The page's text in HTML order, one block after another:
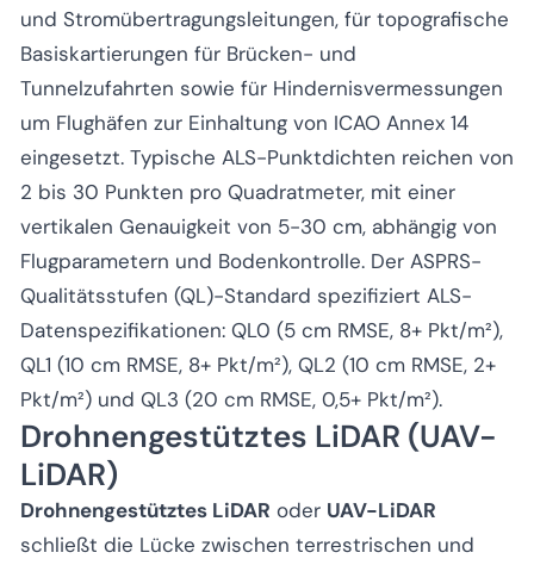
und Stromübertragungsleitungen, für topografische
Basiskartierungen für Brücken- und
Tunnelzufahrten sowie für Hindernisvermessungen
um Flughäfen zur Einhaltung von ICAO Annex 14
eingesetzt. Typische ALS-Punktdichten reichen von
2 bis 30 Punkten pro Quadratmeter, mit einer
vertikalen Genauigkeit von 5-30 cm, abhängig von
Flugparametern und Bodenkontrolle. Der ASPRS-
Qualitätsstufen (QL)-Standard spezifiziert ALS-
Datenspezifikationen: QL0 (5 cm RMSE, 8+ Pkt/m²),
QL1 (10 cm RMSE, 8+ Pkt/m²), QL2 (10 cm RMSE, 2+
Pkt/m²) und QL3 (20 cm RMSE, 0,5+ Pkt/m²).
Drohnengestütztes LiDAR (UAV-
LiDAR)
Drohnengestütztes LiDAR oder UAV-LiDAR
schließt die Lücke zwischen terrestrischen und